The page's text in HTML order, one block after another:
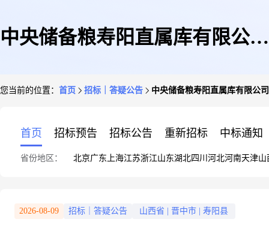
中央储备粮寿阳直属库有限公司
您当前的位置： 首页 招标｜答疑公告 中央储备粮寿阳直属库有限公
首页 招标预告 招标公告 重新招标 中标通知
省份地区： 北京广东 上海江苏浙江山东湖北四川 河北河南天津山
2026-08-09 招标｜答疑公告 山西省 晋中市 寿阳县